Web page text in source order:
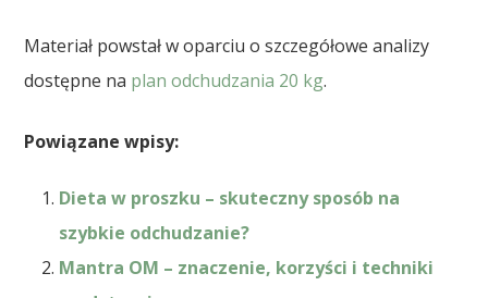
Materiał powstał w oparciu o szczegółowe analizy
dostępne na plan odchudzania 20 kg.
Powiązane wpisy:
Dieta w proszku – skuteczny sposób na
szybkie odchudzanie?
Mantra OM – znaczenie, korzyści i techniki